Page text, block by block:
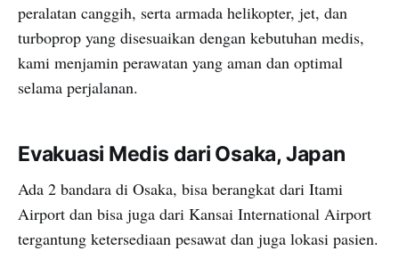
peralatan canggih, serta armada helikopter, jet, dan
turboprop yang disesuaikan dengan kebutuhan medis,
kami menjamin perawatan yang aman dan optimal
selama perjalanan.
Evakuasi Medis dari Osaka, Japan
Ada 2 bandara di Osaka, bisa berangkat dari Itami
Airport dan bisa juga dari Kansai International Airport
tergantung ketersediaan pesawat dan juga lokasi pasien.